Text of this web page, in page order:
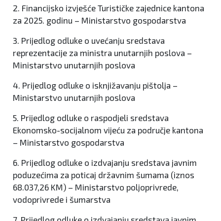
2. Financijsko izvješće Turističke zajednice kantona
za 2025. godinu – Ministarstvo gospodarstva
3. Prijedlog odluke o uvećanju sredstava
reprezentacije za ministra unutarnjih poslova –
Ministarstvo unutarnjih poslova
4. Prijedlog odluke o isknjižavanju pištolja –
Ministarstvo unutarnjih poslova
5. Prijedlog odluke o raspodjeli sredstava
Ekonomsko-socijalnom vijeću za područje kantona
– Ministarstvo gospodarstva
6. Prijedlog odluke o izdvajanju sredstava javnim
poduzećima za poticaj državnim šumama (iznos
68.037,26 KM) – Ministarstvo poljoprivrede,
vodoprivrede i šumarstva